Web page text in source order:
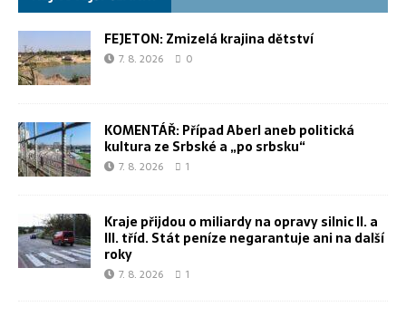
FEJETON: Zmizelá krajina dětství
7. 8. 2026 0
KOMENTÁŘ: Případ Aberl aneb politická
kultura ze Srbské a „po srbsku“
7. 8. 2026 1
Kraje přijdou o miliardy na opravy silnic II. a
III. tříd. Stát peníze negarantuje ani na další
roky
7. 8. 2026 1